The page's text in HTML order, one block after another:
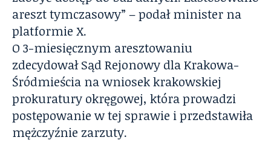
areszt tymczasowy” – podał minister na
platformie X.
O 3-miesięcznym aresztowaniu
zdecydował Sąd Rejonowy dla Krakowa-
Śródmieścia na wniosek krakowskiej
prokuratury okręgowej, która prowadzi
postępowanie w tej sprawie i przedstawiła
mężczyźnie zarzuty.